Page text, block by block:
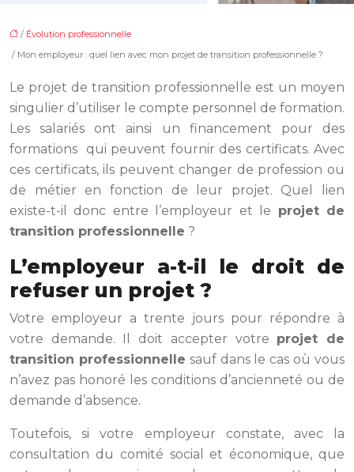
/ Évolution professionnelle
/ Mon employeur : quel lien avec mon projet de transition professionnelle ?
Le projet de transition professionnelle est un moyen
singulier d’utiliser le compte personnel de formation.
Les salariés ont ainsi un financement pour des
formations qui peuvent fournir des certificats. Avec
ces certificats, ils peuvent changer de profession ou
de métier en fonction de leur projet. Quel lien
existe-t-il donc entre l’employeur et le projet de
transition professionnelle ?
L’employeur a-t-il le droit de
refuser un projet ?
Votre employeur a trente jours pour répondre à
votre demande. Il doit accepter votre projet de
transition professionnelle sauf dans le cas où vous
n’avez pas honoré les conditions d’ancienneté ou de
demande d’absence.
Toutefois, si votre employeur constate, avec la
consultation du comité social et économique, que